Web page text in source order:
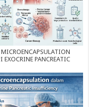
EXOCRINE PANCREATIC